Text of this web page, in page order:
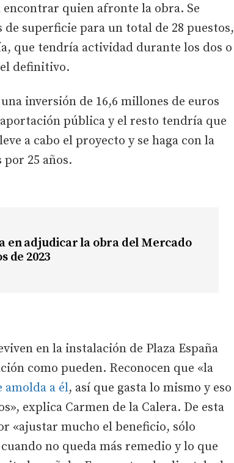
quien afronte la obra. Se
superficie para un total de 28 puestos,
que tendría actividad durante los dos o
definitivo.
inversión de 16,6 millones de euros
pública y el resto tendría que
a cabo el proyecto y se haga con la
25 años.
en adjudicar la obra del Mercado
de 2023
en la instalación de Plaza España
como pueden. Reconocen que «la
amolda a él, así que gasta lo mismo y eso
explica Carmen de la Calera. De esta
«ajustar mucho el beneficio, sólo
no queda más remedio y lo que